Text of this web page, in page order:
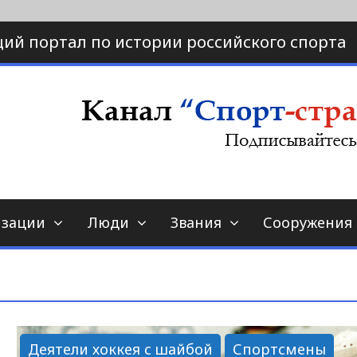
портал по истории российского спорта
страна.ру
по истории спорта
Люди Звания Сооружения
Деятели хоккея с шайбой Спортсмены